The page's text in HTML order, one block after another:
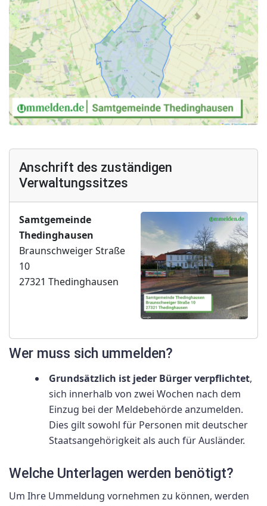
Anschrift des zuständigen
Verwaltungssitzes
Samtgemeinde
Thedinghausen
Braunschweiger Straße
10
27321 Thedinghausen
Wer muss sich ummelden?
Grundsätzlich ist jeder Bürger verpflichtet,
sich innerhalb von zwei Wochen nach dem
Einzug bei der Meldebehörde anzumelden.
Dies gilt sowohl für Personen mit deutscher
Staatsangehörigkeit als auch für Ausländer.
Welche Unterlagen werden benötigt?
Um Ihre Ummeldung vornehmen zu können, werden